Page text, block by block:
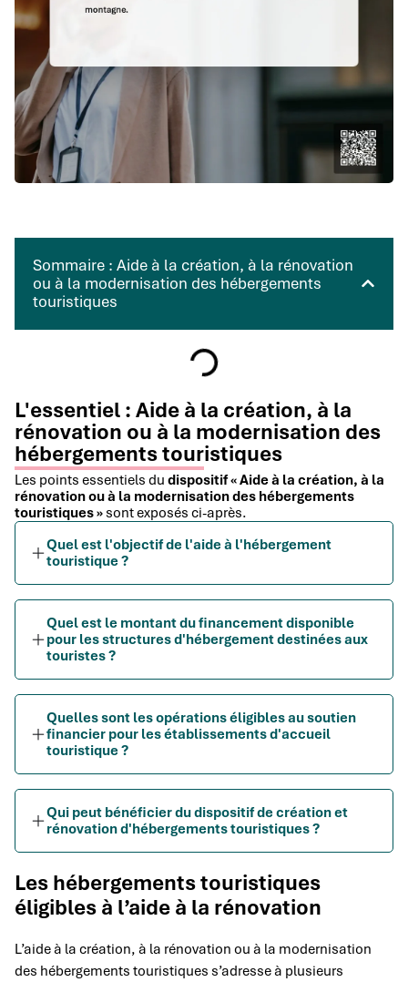
Sommaire : Aide à la création, à la rénovation
ou à la modernisation des hébergements
touristiques
L'essentiel : Aide à la création, à la
rénovation ou à la modernisation des
hébergements touristiques
Les points essentiels du dispositif « Aide à la création, à la
rénovation ou à la modernisation des hébergements
touristiques » sont exposés ci-après.
Quel est l'objectif de l'aide à l'hébergement
touristique ?
Quel est le montant du financement disponible
pour les structures d'hébergement destinées aux
touristes ?
Quelles sont les opérations éligibles au soutien
financier pour les établissements d'accueil
touristique ?
Qui peut bénéficier du dispositif de création et
rénovation d'hébergements touristiques ?
Les hébergements touristiques
éligibles à l’aide à la rénovation
L’aide à la création, à la rénovation ou à la modernisation
des hébergements touristiques s’adresse à plusieurs